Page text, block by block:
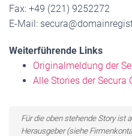
Fax: +49 (221) 9252272
E-Mail:
Weiterführende Links
Originalmeldung der
Alle Stories der Secura
Für die oben stehende Story ist
Herausgeber (siehe